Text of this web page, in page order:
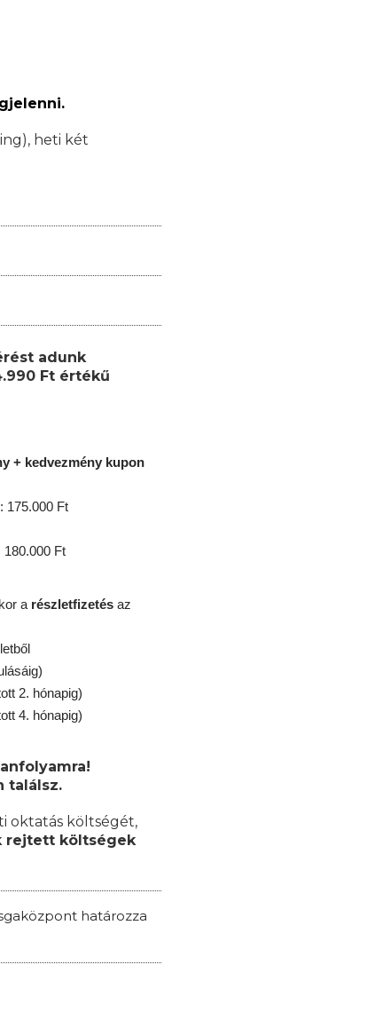
heti két
adunk
Ft értékű
+ kedvezmény kupon
175.000 Ft
Ft
a részletfizetés az
2. hónapig)
4. hónapig)
találsz.
oktatás költségét,
rejtett költségek
határozza